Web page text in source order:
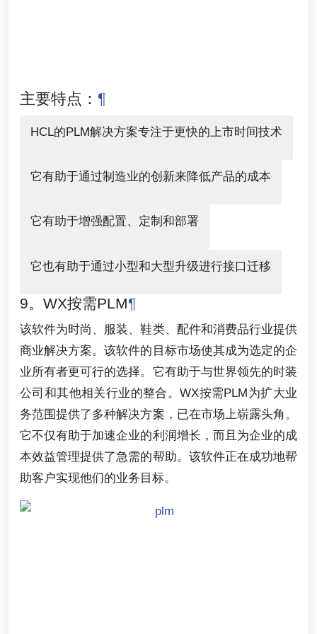
主要特点： ¶
HCL的PLM解决方案专注于更快的上市时间技术
它有助于通过制造业的创新来降低产品的成本
它有助于增强配置、定制和部署
它也有助于通过小型和大型升级进行接口迁移
9。WX按需PLM¶
该软件为时尚、服装、鞋类、配件和消费品行业提供
商业解决方案。该软件的目标市场使其成为选定的企
业所有者更可行的选择。它有助于与世界领先的时装
公司和其他相关行业的整合。WX按需PLM为扩大业
务范围提供了多种解决方案，已在市场上崭露头角。
它不仅有助于加速企业的利润增长，而且为企业的成
本效益管理提供了急需的帮助。该软件正在成功地帮
助客户实现他们的业务目标。